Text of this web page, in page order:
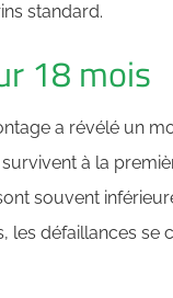
standard.
18 mois
a révélé un
à la
souvent
les défaillances se